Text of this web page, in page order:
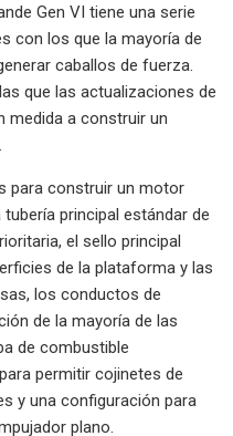
Gen VI tiene una serie
con los que la mayoría de
caballos de fuerza.
que las actualizaciones de
medida a construir un
para construir un motor
principal estándar de
el sello principal
de la plataforma y las
los conductos de
de la mayoría de las
de combustible
permitir cojinetes de
y una configuración para
plano.